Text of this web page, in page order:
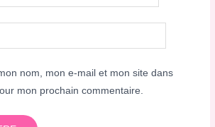
nom, mon e-mail et mon site dans
mon prochain commentaire.